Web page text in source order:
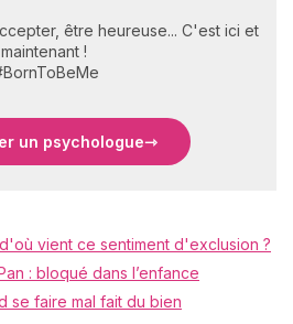
être heureuse... C'est ici et
maintenant !
un psychologue
vient ce sentiment d'exclusion ?
: bloqué dans l’enfance
se faire mal fait du bien